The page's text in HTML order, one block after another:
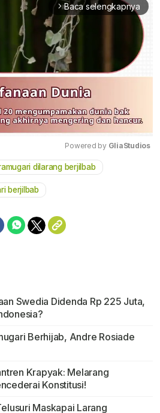
arrow_forward_ios Baca selengkapnya
Powered by GliaStudios
dilarang berjilbab
berjilbab
Swedia Didenda Rp 225 Juta,
Berhijab, Andre Rosiade
Krapyak: Melarang
Konstitusi!
Maskapai Larang